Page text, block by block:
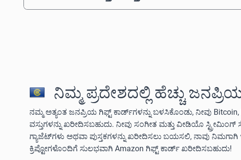
ನಿಮ್ಮ ಪ್ರದೇಶದಲ್ಲಿ ಹೆಚ್ಚು
ನಮ್ಮ ಅತ್ಯಂತ ಜನಪ್ರಿಯ ಗಿಫ್ಟ್ ಕಾರ್ಡ್‌ಗಳನ್ನು ಬಳಸಿಕೊಂಡು, ನೀವು
ವಸ್ತುಗಳನ್ನು ಖರೀದಿಸಬಹುದು. ನೀವು ಸಂಗೀತ ಮತ್ತು ವೀಡಿಯೊ
ಗ್ಯಾಜೆಟ್‌ಗಳು ಅಥವಾ ಪುಸ್ತಕಗಳನ್ನು ಖರೀದಿಸಲು ಬಯಸಲಿ, ನಾವು
ಕ್ರಿಪ್ಟೋಗಳೊಂದಿಗೆ ಸುಲಭವಾಗಿ Amazon ಗಿಫ್ಟ್ ಕಾರ್ಡ್ ಖರೀದಿಸಬಹುದು!